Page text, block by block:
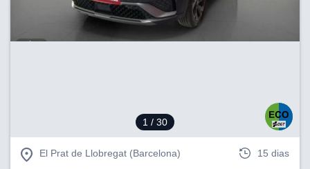
1 / 30
El Prat de Llobregat (Barcelona) 15 dias